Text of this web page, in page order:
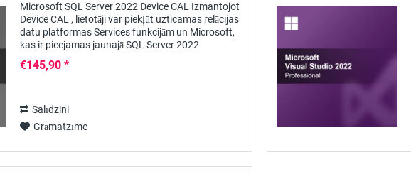
Microsoft SQL Server 2022 Device CAL Izmantojot
Device CAL , lietotāji var piekļūt uzticamas relācijas
datu platformas Services funkcijām un Microsoft,
kas ir pieejamas jaunajā SQL Server 2022
€145,90 *
Salīdzini
Grāmatzīme